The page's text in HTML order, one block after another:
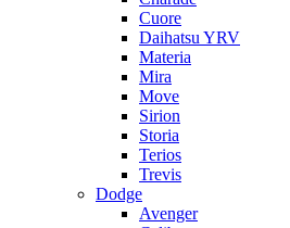
Cuore
Daihatsu YRV
Materia
Mira
Move
Sirion
Storia
Terios
Trevis
Dodge
Avenger